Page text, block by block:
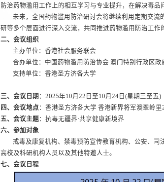
防治药物滥用工作上的相互学习与专业提升，在解决毒品
未来，全国药物滥用防治研讨会将继续利用定期交
研等多个层面进行深入交流，共同推进药物滥用防治工作
二、会议组织
主办单位：香港社会服务联会
合办单位：中国药物滥用防治协会 澳门特别行政区政
支持单位：香港圣方济各大学
三、会议日期 ：2025年10月22日至10月24日(星期三至五)
四、会议地点 ：香港圣方济各大学 香港新界将军澳翠岭里
五、会议主题：抗毒无疆界·共享健康新境界
六、参加对象
戒毒及康复机构、禁毒预防宣传教育机构、公安、司
高校及科研机构人员以及其他特邀人士。
七、会议日程